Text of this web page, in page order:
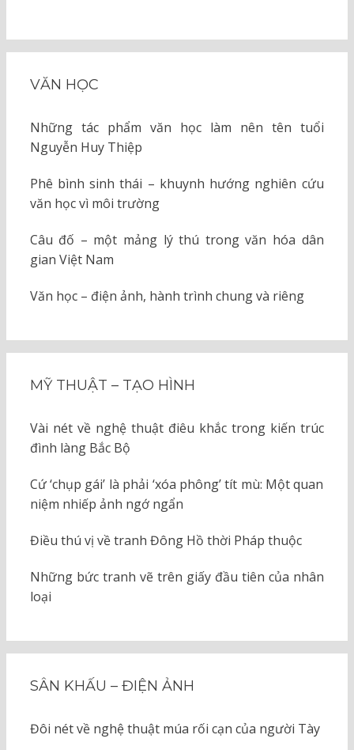
VĂN HỌC
Những tác phẩm văn học làm nên tên tuổi
Nguyễn Huy Thiệp
Phê bình sinh thái – khuynh hướng nghiên cứu
văn học vì môi trường
Câu đố – một mảng lý thú trong văn hóa dân
gian Việt Nam
Văn học – điện ảnh, hành trình chung và riêng
MỸ THUẬT – TẠO HÌNH
Vài nét về nghệ thuật điêu khắc trong kiến trúc
đình làng Bắc Bộ
Cứ ‘chụp gái’ là phải ‘xóa phông’ tít mù: Một quan
niệm nhiếp ảnh ngớ ngẩn
Điều thú vị về tranh Đông Hồ thời Pháp thuộc
Những bức tranh vẽ trên giấy đầu tiên của nhân
loại
SÂN KHẤU – ĐIỆN ẢNH
Đôi nét về nghệ thuật múa rối cạn của người Tày